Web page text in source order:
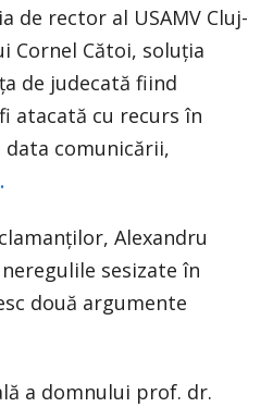
de rector al USAMV Cluj-
Cornel Cătoi, soluția
de judecată fiind
atacată cu recurs în
data comunicării,
Alexandru
sesizate în
două argumente
a domnului prof. dr.